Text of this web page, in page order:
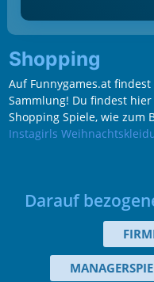
Shopping
Auf Funnygames.at
Sammlung! Du findest
Shopping Spiele, wie zum
Instagirls
Darauf